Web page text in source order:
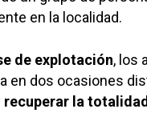
en la localidad.
de explotación, los
en dos ocasiones
recuperar la